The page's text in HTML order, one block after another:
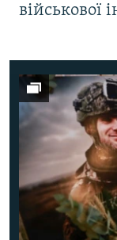
військової